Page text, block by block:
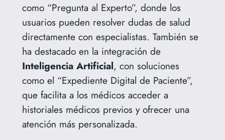
como “Pregunta al Experto”, donde los
usuarios pueden resolver dudas de salud
directamente con especialistas. También se
ha destacado en la integración de
Inteligencia Artificial, con soluciones
como el “Expediente Digital de Paciente”,
que facilita a los médicos acceder a
historiales médicos previos y ofrecer una
atención más personalizada.